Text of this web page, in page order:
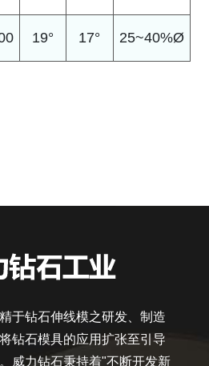
19° 17° 25~40%Ø
于钻石伸线模之研发、制造
钻石模具的应用扩张至引导
威力钻石秉持着"不断开发新